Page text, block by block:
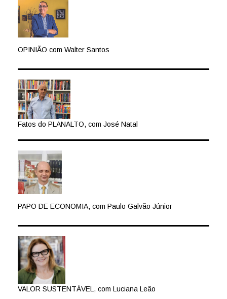
OPINIÃO com Walter Santos
Fatos do PLANALTO, com José Natal
PAPO DE ECONOMIA, com Paulo Galvão Júnior
VALOR SUSTENTÁVEL, com Luciana Leão